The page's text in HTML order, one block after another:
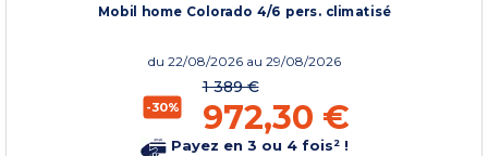
Mobil home Colorado 4/6 pers. climatisé
du 22/08/2026 au 29/08/2026
-30%
1 389 €
972,30 €
Payez en 3 ou 4 fois² !